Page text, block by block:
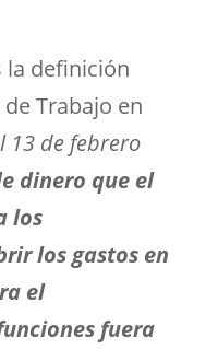
la definición
Trabajo en
13 de febrero
dinero que el
los
los gastos en
el
fuera